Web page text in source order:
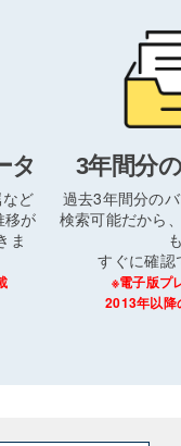
タ
ど
移が
ま
3年間分
過去3年間分の
検索可能だから
も
すぐに確認
※電子版プ
2013年以降